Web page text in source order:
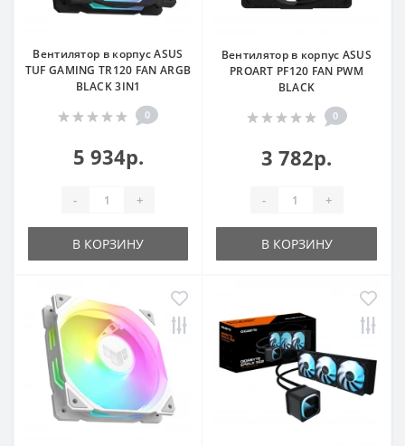
Вентилятор в корпус ASUS
TUF GAMING TR120 FAN ARGB
BLACK 3IN1
0
5 934р.
- +
В КОРЗИНУ
Вентилятор в корпус ASUS
PROART PF120 FAN PWM
BLACK
0
3 782р.
- +
В КОРЗИНУ